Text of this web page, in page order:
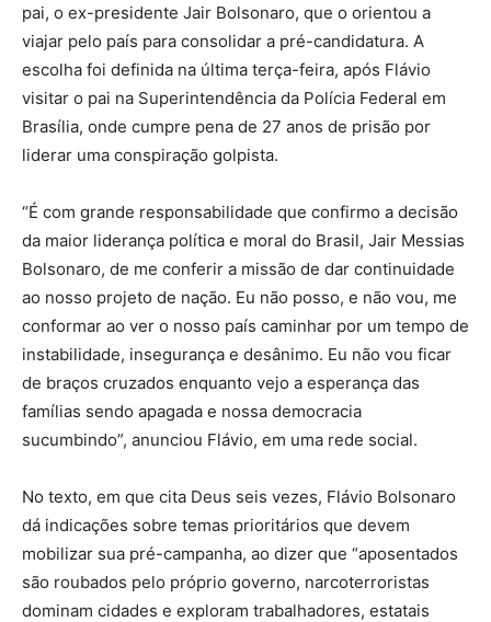
pai, o ex-presidente Jair Bolsonaro, que o orientou a
viajar pelo país para consolidar a pré-candidatura. A
escolha foi definida na última terça-feira, após Flávio
visitar o pai na Superintendência da Polícia Federal em
Brasília, onde cumpre pena de 27 anos de prisão por
liderar uma conspiração golpista.
“É com grande responsabilidade que confirmo a decisão
da maior liderança política e moral do Brasil, Jair Messias
Bolsonaro, de me conferir a missão de dar continuidade
ao nosso projeto de nação. Eu não posso, e não vou, me
conformar ao ver o nosso país caminhar por um tempo de
instabilidade, insegurança e desânimo. Eu não vou ficar
de braços cruzados enquanto vejo a esperança das
famílias sendo apagada e nossa democracia
sucumbindo”, anunciou Flávio, em uma rede social.
No texto, em que cita Deus seis vezes, Flávio Bolsonaro
dá indicações sobre temas prioritários que devem
mobilizar sua pré-campanha, ao dizer que “aposentados
são roubados pelo próprio governo, narcoterroristas
dominam cidades e exploram trabalhadores, estatais